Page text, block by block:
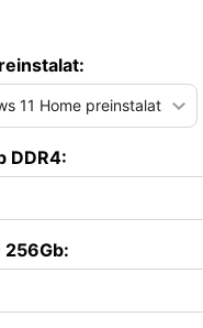
DDR4:
256Gb: